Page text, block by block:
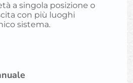
a singola posizione o
con più luoghi
sistema.